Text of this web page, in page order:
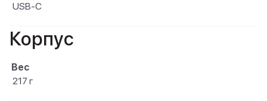
USB-C
Корпус
Вес
217 г